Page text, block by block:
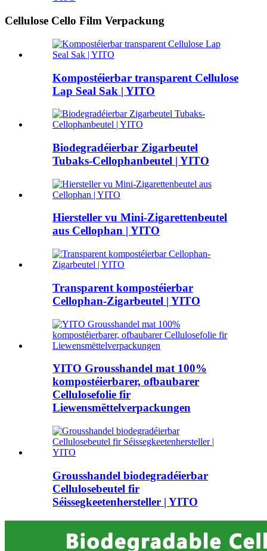
Cellulose Cello Film Verpackung
Kompostéierbar transparent Cellulose
Lap Seal Sak | YITO
Biodegradéierbar Zigarbeutel
Tubaks-Cellophanbeutel | YITO
Hiersteller vu Mini-Zigarettenbeutel
aus Cellophan | YITO
Transparent kompostéierbar
Cellophan-Zigarbeutel | YITO
YITO Grousshandel mat 100%
kompostéierbarer, ofbaubarer
Cellulosefolie fir
Liewensmëttelverpackungen
Grousshandel biodegradéierbar
Cellulosebeutel fir
Séissegkeetenhersteller | YITO